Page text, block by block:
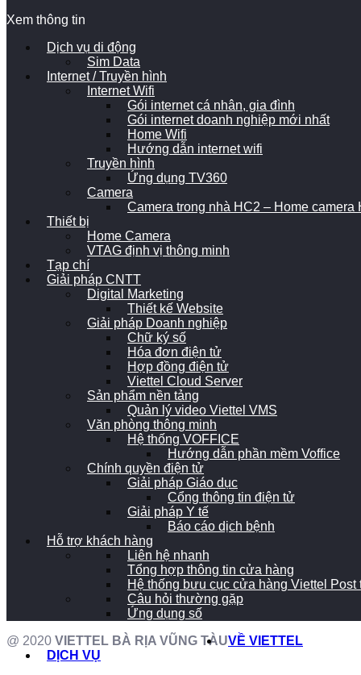
Xem thông tin
Dịch vụ di động
Sim Data
Internet / Truyền hình
Internet Wifi
Gói internet cá nhân, gia đình
Gói internet doanh nghiệp mới nhất
Home Wifi
Hướng dẫn internet wifi
Truyền hình
Ứng dụng TV360
Camera
Camera trong nhà HC2 – Home camera
Thiết bị
Home Camera
VTAG định vị thông minh
Tạp chí
Giải pháp CNTT
Digital Marketing
Thiết kế Website
Giải pháp Doanh nghiệp
Chữ ký số
Hóa đơn điện tử
Hợp đồng điện tử
Viettel Cloud Server
Sản phẩm nền tảng
Quản lý video Viettel VMS
Văn phòng thông minh
Hệ thống VOFFICE
Hướng dẫn phần mềm Voffice
Chính quyền điện tử
Giải pháp Giáo dục
Cổng thông tin điện tử
Giải pháp Y tế
Báo cáo dịch bệnh
Hỗ trợ khách hàng
Liên hệ nhanh
Tổng hợp thông tin cửa hàng
Hệ thống bưu cục cửa hàng Viettel Post
Câu hỏi thường gặp
Ứng dụng số
@ 2020 VIETTEL BÀ RỊA VŨNG TÀUVỀ VIETTEL
DỊCH VỤ